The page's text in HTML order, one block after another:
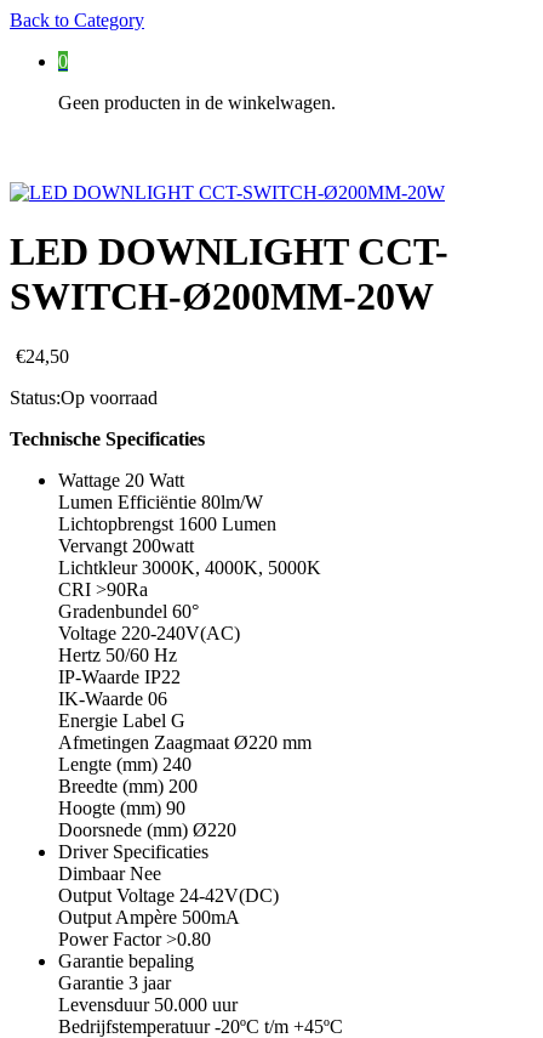
Back to Category
0
Geen producten in de winkelwagen.
LED DOWNLIGHT CCT-
SWITCH-Ø200MM-20W
€24,50
Status:Op voorraad
Technische Specificaties
Wattage 20 Watt
Lumen Efficiëntie 80lm/W
Lichtopbrengst 1600 Lumen
Vervangt 200watt
Lichtkleur 3000K, 4000K, 5000K
CRI >90Ra
Gradenbundel 60°
Voltage 220-240V(AC)
Hertz 50/60 Hz
IP-Waarde IP22
IK-Waarde 06
Energie Label G
Afmetingen Zaagmaat Ø220 mm
Lengte (mm) 240
Breedte (mm) 200
Hoogte (mm) 90
Doorsnede (mm) Ø220
Driver Specificaties
Dimbaar Nee
Output Voltage 24-42V(DC)
Output Ampère 500mA
Power Factor >0.80
Garantie bepaling
Garantie 3 jaar
Levensduur 50.000 uur
Bedrijfstemperatuur -20ºC t/m +45ºC